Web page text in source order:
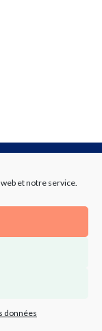
et notre service.
données
!
notre actualité.